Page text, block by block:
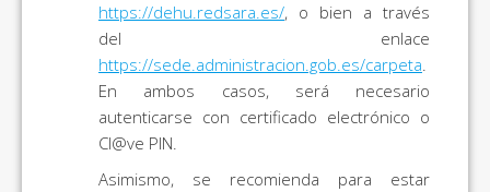
https://dehu.redsara.es/, o bien a través
del enlace
https://sede.administracion.gob.es/carpeta.
En ambos casos, será necesario
autenticarse con certificado electrónico o
Cl@ve PIN.
Asimismo, se recomienda para estar